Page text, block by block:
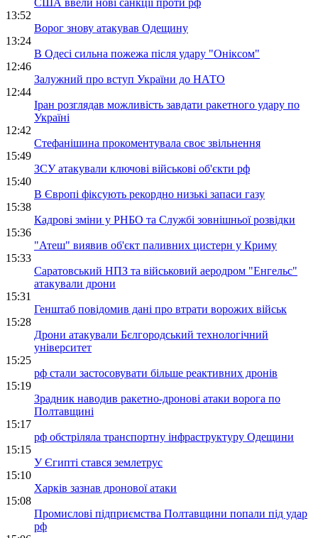
США ввели нові санкції проти рф
13:52
Ворог знову атакував Одещину
13:24
В Одесі сильна пожежа після удару "Оніксом"
12:46
Залужний про вступ України до НАТО
12:44
Іран розглядав можливість завдати ракетного удару по
Україні
12:42
Стефанішина прокоментувала своє звільнення
15:49
ЗСУ атакували ключові військові об'єкти рф
15:40
В Європі фіксують рекордно низькі запаси газу
15:38
Кадрові зміни у РНБО та Службі зовнішньої розвідки
15:36
"Атеш" виявив об'єкт паливних цистерн у Криму
15:33
Саратовський НПЗ та військовий аеродром "Енгельс"
атакували дрони
15:31
Генштаб повідомив дані про втрати ворожих військ
15:28
Дрони атакували Бєлгородський технологічний
університет
15:25
рф стали застосовувати більше реактивних дронів
15:19
Зрадник наводив ракетно-дронові атаки ворога по
Полтавщині
15:17
рф обстріляла транспортну інфраструктуру Одещини
15:15
У Єгипті стався землетрус
15:10
Харків зазнав дронової атаки
15:08
Промислові підприємства Полтавщини попали під удар
рф